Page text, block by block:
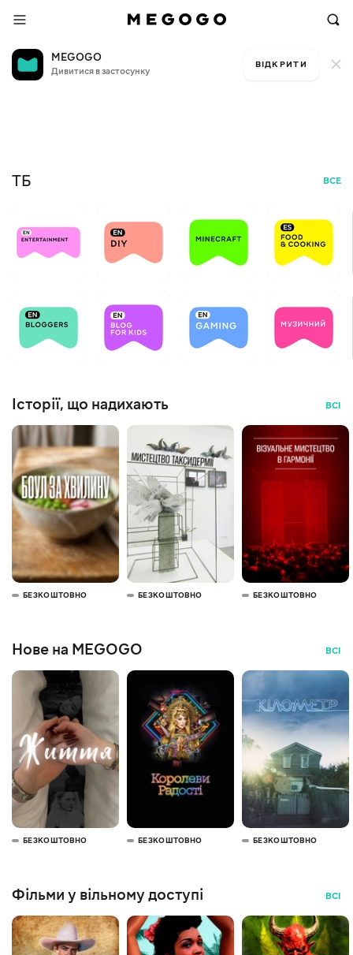
MEGOGO
Дивитися в застосунку
ВІДКРИТИ
ТБ ВСЕ
Історії, що надихають ВСІ
БЕЗКОШТОВНО БЕЗКОШТОВНО БЕЗКОШТОВНО
Нове на MEGOGO ВСІ
БЕЗКОШТОВНО БЕЗКОШТОВНО БЕЗКОШТОВНО
Фільми у вільному доступі ВСІ